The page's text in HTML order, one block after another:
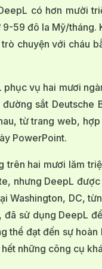
có hơn mười
59 đô la Mỹ/tháng.
chuyện với cháu
vụ hai mươi
sắt Deutsche
từ trang web,
PowerPoint.
hai mươi lăm
nhưng DeepL
Washington, DC,
sử dụng DeepL
thể đạt đến sự
những công cụ